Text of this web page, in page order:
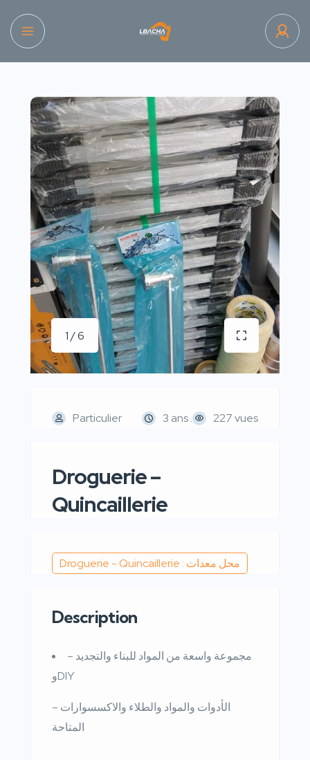
1 / 6
Particulier 3 ans . 227 vues
Droguerie –
Quincaillerie
Droguerie - Quincaillerie : محل معدات
Description
– مجموعة واسعة من المواد للبناء والتجديد
وDIY
– الأدوات والمواد والطلاء والاكسسوارات
المتاحة